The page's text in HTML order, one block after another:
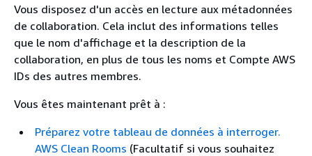
Vous disposez d'un accès en lecture aux métadonnées
de collaboration. Cela inclut des informations telles
que le nom d'affichage et la description de la
collaboration, en plus de tous les noms et Compte AWS
IDs des autres membres.
Vous êtes maintenant prêt à :
Préparez votre tableau de données à interroger.
AWS Clean Rooms (Facultatif si vous souhaitez